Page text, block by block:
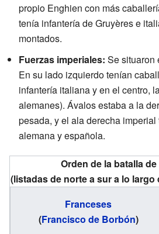
propio Enghien con más
tenía infantería de Gruyères e
montados.
Fuerzas imperiales: Se situaron
En su lado izquierdo tenían
infantería italiana y en el centro,
alemanes). Ávalos estaba a la
pesada, y el ala derecha
alemana y española.
Orden de la batalla
(listadas de norte a sur a lo largo
Franceses
(Francisco de Borbón)